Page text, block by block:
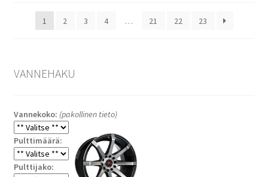
1 2 3 4 … 21 22 23
VANNEHAKU
Vannekoko: (pakollinen tieto)
Pulttimäärä:
Pulttijako: